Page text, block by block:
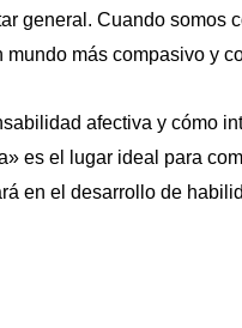
general. Cuando somos
más compasivo y
afectiva y cómo
es el lugar ideal para
en el desarrollo de